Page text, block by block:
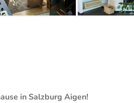
in Salzburg Aigen!